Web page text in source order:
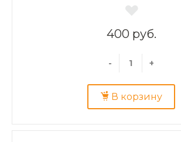
400 руб.
- +
В корзину